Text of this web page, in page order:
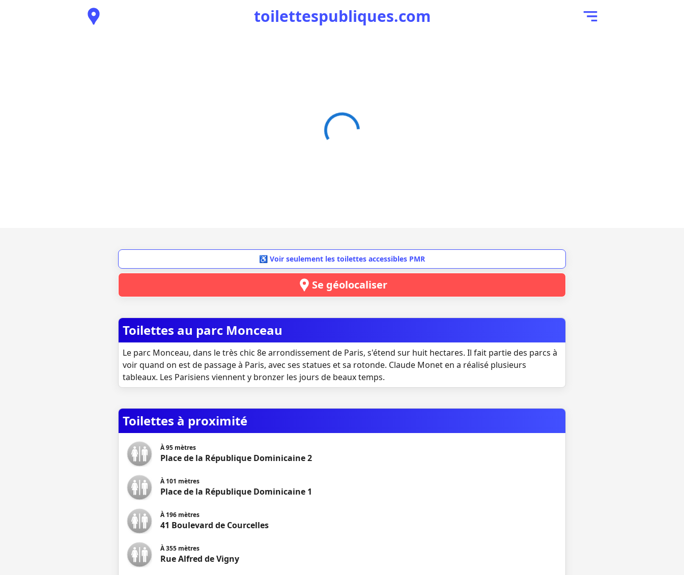
toilettespubliques.com
♿ Voir seulement les toilettes accessibles PMR
Se géolocaliser
Toilettes au parc Monceau
Le parc Monceau, dans le très chic 8e arrondissement de Paris, s'étend sur huit hectares. Il fait partie des parcs à
voir quand on est de passage à Paris, avec ses statues et sa rotonde. Claude Monet en a réalisé plusieurs
tableaux. Les Parisiens viennent y bronzer les jours de beaux temps.
Toilettes à proximité
À95 mètres
Place de la République Dominicaine 2
À101 mètres
Place de la République Dominicaine 1
À196 mètres
41 Boulevard de Courcelles
À355 mètres
Rue Alfred de Vigny